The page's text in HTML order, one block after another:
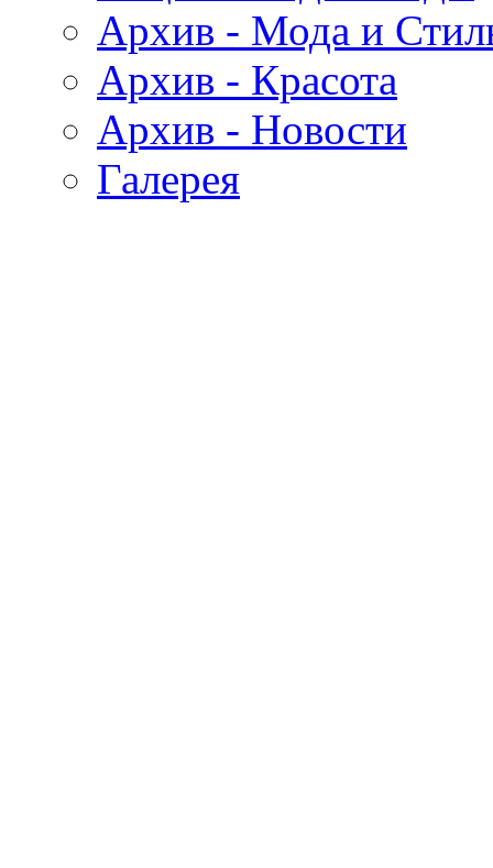
Архив - Мода и
Архив - Красота
Архив - Новости
Галерея